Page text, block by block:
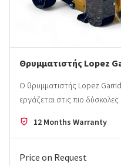
Θρυμματιστής Lopez
Ο θρυμματιστής Lopez
εργάζεται στις πιο
12 Months Warranty
Price on Request